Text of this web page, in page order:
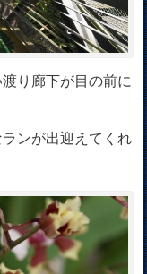
り廊下が目の前に
ンが出迎えてくれ